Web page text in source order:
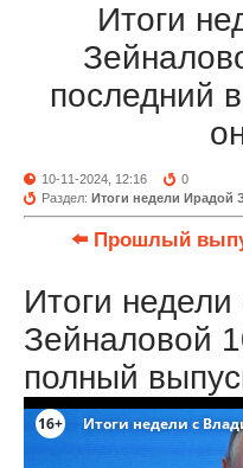
Итоги
последний
10-11-2024, 12:16
0
Раздел: Итоги недели Ирадой
⬅️ Прошлый
Итоги
Зейналовой
полный